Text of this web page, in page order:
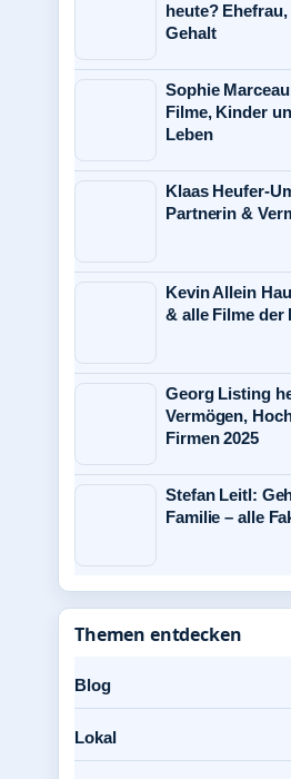
heute?
Gehalt
Sophie
Filme, Kinder
Leben
Klaas Heufer-
Partnerin &
Kevin Allein
& alle Filme der
Georg Listing
Vermögen,
Firmen 2025
Stefan Leitl:
Familie – alle
Themen entdecken
Blog
Lokal